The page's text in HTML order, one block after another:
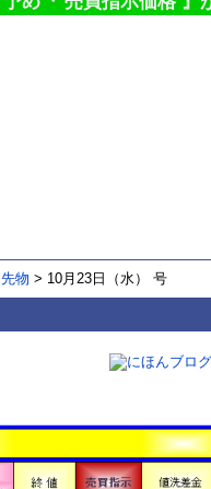
物 > 10月23日（水） 号